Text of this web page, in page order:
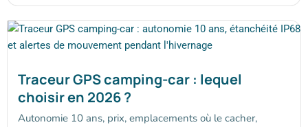
Traceur GPS camping-car : lequel
choisir en 2026 ?
Autonomie 10 ans, prix, emplacements où le cacher,